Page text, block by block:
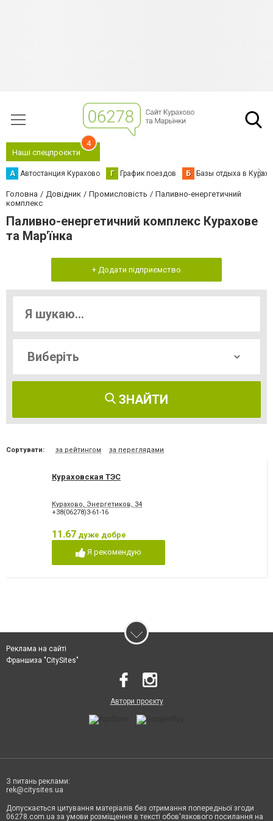
Наші спецпроєкти
4
А Автостанция Курахово Г График поездов Б Базы отдыха в
Головна Довідник Промисловість
Паливно-енергетичний
комплекс
Паливно-енергетичний комплекс Курахове
та Мар'їнка
+ Додати підприємство
ЗНАЙТИ
Сортувати: за рейтингом за переглядами
Кураховская ТЭС
Курахово, Энергетиков, 34
+38(06278)3-61-16
11.67 дуже добре
Я рекомендую
Реклама на сайті
Франшиза "CitySites"
Автори проєкту
З питань реклами:
rek@citysites.ua
Допускається цитування матеріалів без отримання попередньої згоди
06278.com.ua за умови розміщення в тексті обов'язкового посилання на